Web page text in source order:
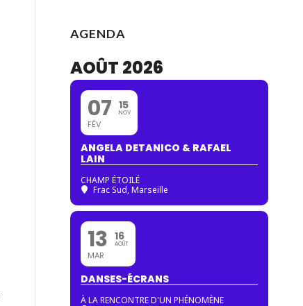
AGENDA
AOÛT 2026
07
FÉV
15
NOV
ANGELA DETANICO & RAFAEL
LAIN
CHAMP ÉTOILÉ
Frac Sud, Marseille
13
MAR
16
AOÛT
DANSES-ÉCRANS
À LA RENCONTRE D'UN PHÉNOMÈNE